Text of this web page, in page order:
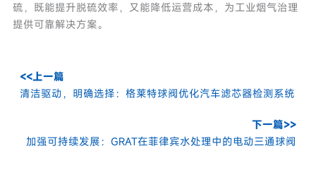
硫，既能提升脱硫效率，又能降低运营成本，为工业烟气治理
提供可靠解决方案。
<<上一篇
清洁驱动，明确选择：格莱特球阀优化汽车滤芯器检测系统
下一篇>>
加强可持续发展：GRAT在菲律宾水处理中的电动三通球阀